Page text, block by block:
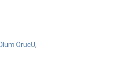
OrucU,